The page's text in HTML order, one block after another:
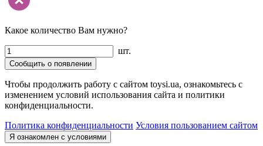
Какое количество Вам нужно?
шт.
Сообщить о появлении
Чтобы продолжить работу с сайтом toysi.ua, ознакомьтесь с
изменением условий использования сайта и политики
конфиденциальности.
Политика конфиденциальности Условия пользованием сайтом
Я ознакомлен с условиями